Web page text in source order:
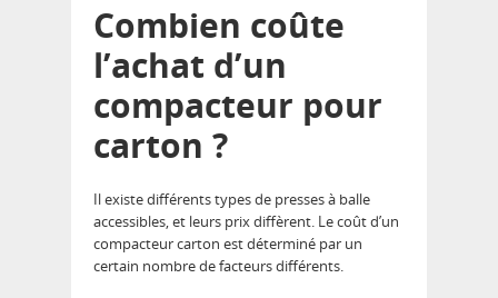
Combien coûte
l’achat d’un
compacteur pour
carton ?
Il existe différents types de presses à balle
accessibles, et leurs prix diffèrent. Le coût d’un
compacteur carton est déterminé par un
certain nombre de facteurs différents.